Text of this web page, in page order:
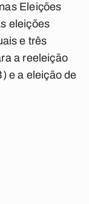
Eleições
eleições
e três
a reeleição
e a eleição de